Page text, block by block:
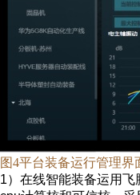
图4平台装备运行管理界
1）在线智能装备运用飞